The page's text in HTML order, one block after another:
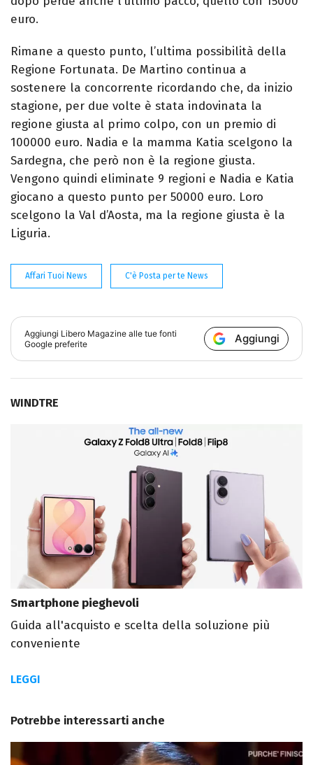
euro.
Rimane a questo punto, l’ultima possibilità della
Regione Fortunata. De Martino continua a
sostenere la concorrente ricordando che, da inizio
stagione, per due volte è stata indovinata la
regione giusta al primo colpo, con un premio di
100000 euro. Nadia e la mamma Katia scelgono la
Sardegna, che però non è la regione giusta.
Vengono quindi eliminate 9 regioni e Nadia e Katia
giocano a questo punto per 50000 euro. Loro
scelgono la Val d’Aosta, ma la regione giusta è la
Liguria.
Affari Tuoi News C'è Posta per te News
Aggiungi Libero Magazine alle tue fonti
Google preferite
Aggiungi
WINDTRE
Smartphone pieghevoli
Guida all'acquisto e scelta della soluzione più
conveniente
LEGGI
Potrebbe interessarti anche